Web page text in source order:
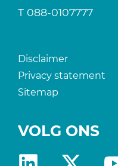
T 088-0107777
Disclaimer
Privacy statement
Sitemap
VOLG ONS